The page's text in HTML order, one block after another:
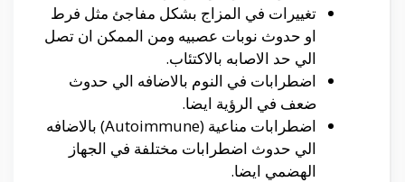
تغييرات في المزاج بشكل مفاجئ مثل فرط
او حدوث نوبات عصبيه ومن الممكن ان تصل
الي حد الاصابه بالاكتئاب.
اضطرابات في النوم بالاضافه الي حدوث
ضعف في الرؤية ايضا.
اضطرابات مناعية (Autoimmune) بالاضافه
الي حدوث اضطرابات مختلفة في الجهاز
الهضمي ايضا.